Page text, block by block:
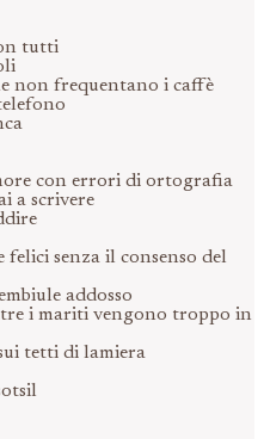
tutti
non frequentano i caffè
con errori di ortografia
a scrivere
felici senza il consenso del
addosso
i mariti vengono troppo in
tetti di lamiera